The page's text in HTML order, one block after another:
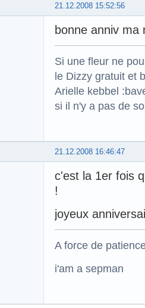
21.12.2008 15:52:56
bonne anniv ma
Si une fleur ne
le Dizzy gratuit et
Arielle kebbel
si il n'y a pas de
21.12.2008 16:46:47
c'est la 1er fois
!
joyeux
A force de
i'am a sepman